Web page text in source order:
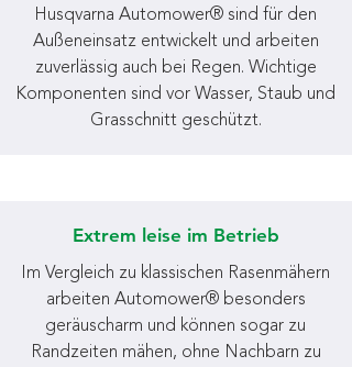
Husqvarna Automower® sind für den
Außeneinsatz entwickelt und arbeiten
zuverlässig auch bei Regen. Wichtige
Komponenten sind vor Wasser, Staub und
Grasschnitt geschützt.
Extrem leise im Betrieb
Im Vergleich zu klassischen Rasenmähern
arbeiten Automower® besonders
geräuscharm und können sogar zu
Randzeiten mähen, ohne Nachbarn zu